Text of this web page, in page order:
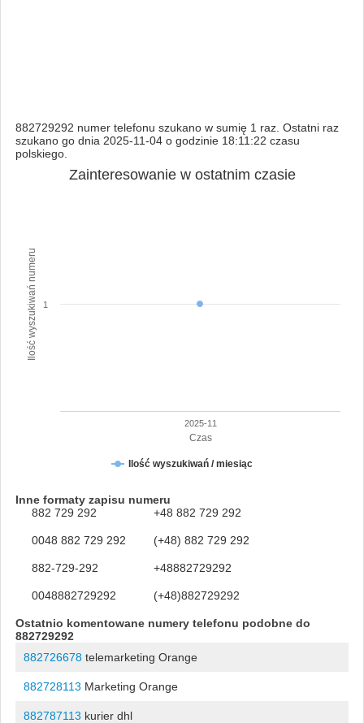
882729292 numer telefonu szukano w sumię 1 raz. Ostatni raz
szukano go dnia 2025-11-04 o godzinie 18:11:22 czasu
polskiego.
Czas
Ilość wyszukiwań numeru
Zainteresowanie w ostatnim czasie
Ilość wyszukiwań / miesiąc
2025-11
1
Inne formaty zapisu numeru
882 729 292
+48 882 729 292
0048 882 729 292 (+48) 882 729 292
882-729-292 +48882729292
0048882729292 (+48)882729292
Ostatnio komentowane numery telefonu podobne do
882729292
882726678telemarketing Orange
882728113 Marketing Orange
882787113 kurier dhl